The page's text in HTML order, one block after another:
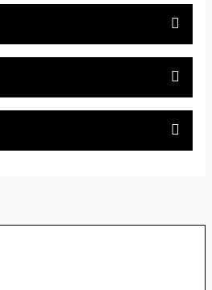
veya görüntülenemiyor.